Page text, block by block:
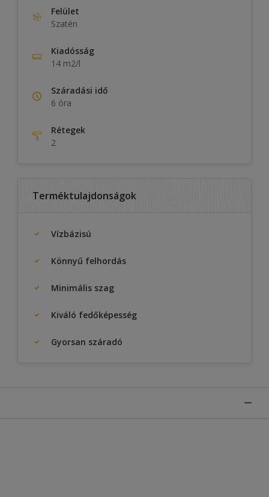
Felület
Szatén
Kiadósság
14 m2/l
Száradási idő
6 óra
Rétegek
2
Terméktulajdonságok
Vízbázisú
Könnyű felhordás
Minimális szag
Kiváló fedőképesség
Gyorsan száradó